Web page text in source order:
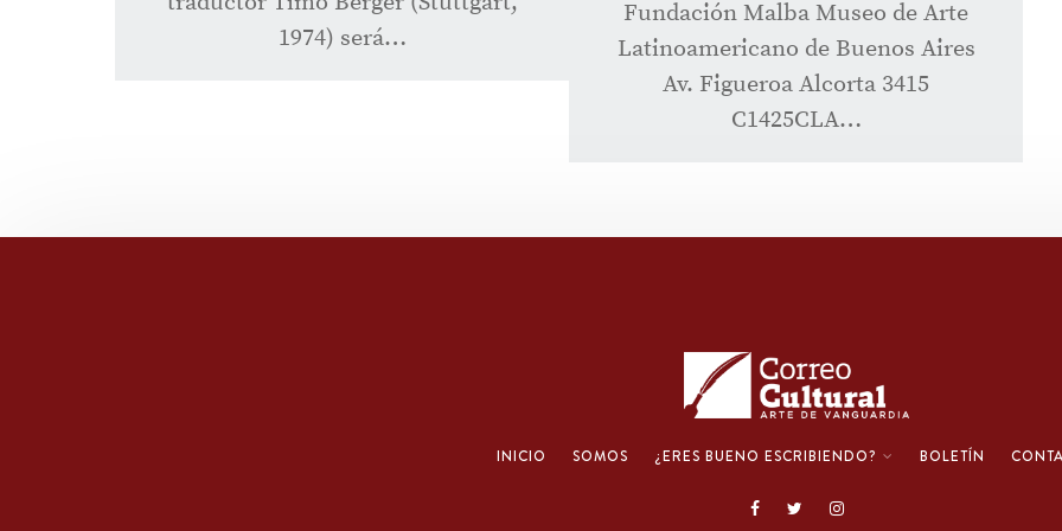
1974) será…
Fundación Malba Museo de Arte
Latinoamericano de Buenos Aires
Av. Figueroa Alcorta 3415
C1425CLA…
INICIO SOMOS ¿ERES BUENO ESCRIBIENDO? BOLETÍN